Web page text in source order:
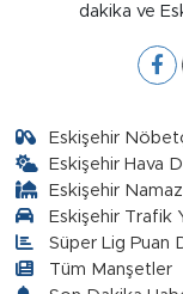
dakika ve
Eskişehir
Eskişehir Hava
Eskişehir
Eskişehir Trafik
Süper Lig Puan
Tüm Manşetler